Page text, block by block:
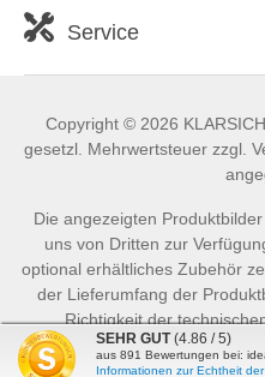
Service
Copyright © 2026
gesetzl. Mehrwertsteuer zzgl.
Die angezeigten
uns von Dritten zur
optional erhältliches Zubehör
der Lieferumfang der
Richtigkeit der
SEHR GUT (4.86 / 5)
aus 891 Bewertungen bei:
Informationen zur Echtheit